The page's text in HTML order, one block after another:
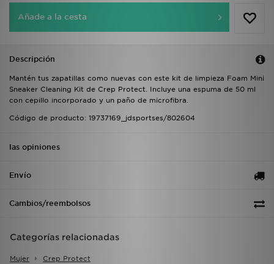
Añade a la cesta
Descripción
Mantén tus zapatillas como nuevas con este kit de limpieza Foam Mini
Sneaker Cleaning Kit de Crep Protect. Incluye una espuma de 50 ml
con cepillo incorporado y un paño de microfibra.
Código de producto: 19737169_jdsportses/802604
las opiniones
Envío
Cambios/reembolsos
Categorías relacionadas
Mujer Crep Protect